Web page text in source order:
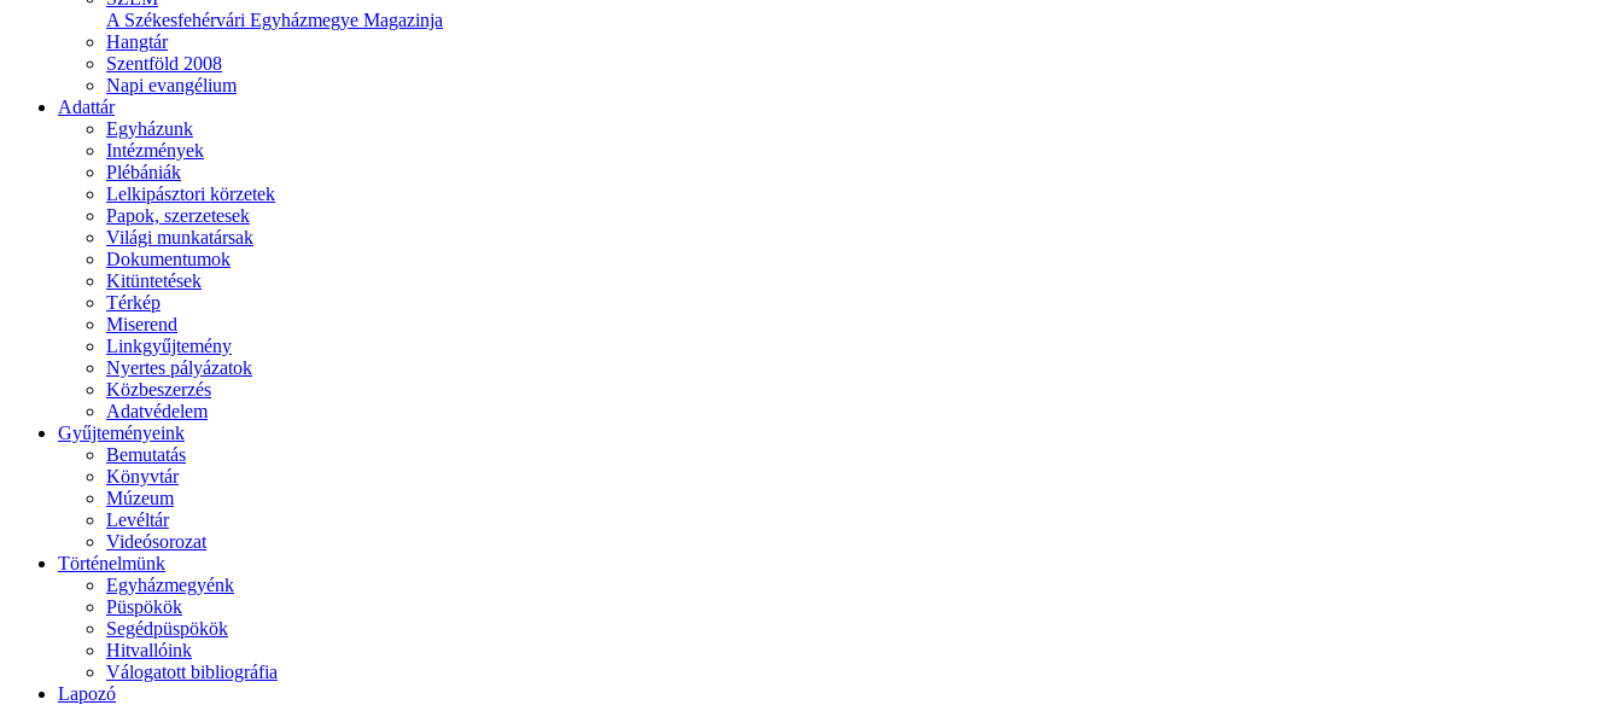
A Székesfehérvári Egyházmegye Magazinja
Hangtár
Szentföld 2008
Napi evangélium
Adattár
Egyházunk
Intézmények
Plébániák
Lelkipásztori körzetek
Papok, szerzetesek
Világi munkatársak
Dokumentumok
Kitüntetések
Térkép
Miserend
Linkgyűjtemény
Nyertes pályázatok
Közbeszerzés
Adatvédelem
Gyűjteményeink
Bemutatás
Könyvtár
Múzeum
Levéltár
Videósorozat
Történelmünk
Egyházmegyénk
Püspökök
Segédpüspökök
Hitvallóink
Válogatott bibliográfia
Lapozó